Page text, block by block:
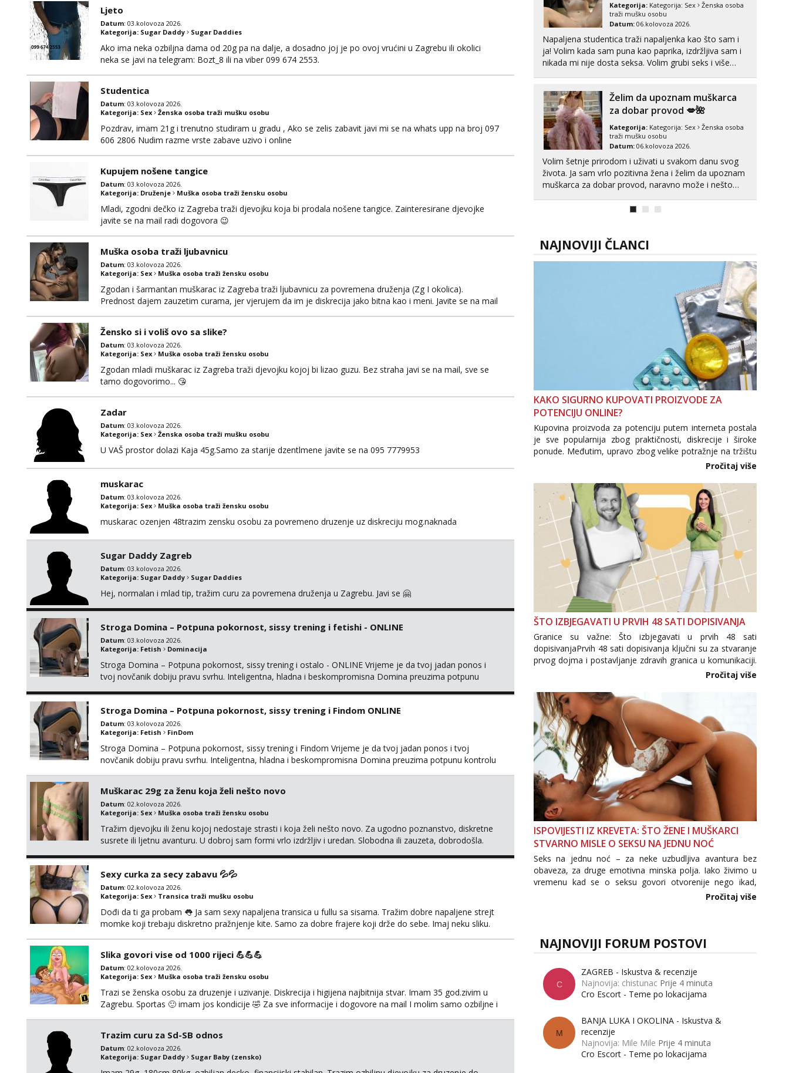
Ljeto
Datum: 03.kolovoza 2026.
Kategorija: Sugar Daddy Sugar Daddies
Ako ima neka ozbiljna dama od 20g pa na dalje, a dosadno joj je po ovoj vrućini u Zagrebu ili okolici
neka se javi na telegram: Bozt_8 ili na viber 099 674 2553.
Studentica
Datum: 03.kolovoza 2026.
Kategorija: Sex Ženska osoba traži mušku osobu
Pozdrav, imam 21g i trenutno studiram u gradu , Ako se zelis zabavit javi mi se na whats upp na broj 097
606 2806 Nudim razme vrste zabave uzivo i online
Kupujem nošene tangice
Datum: 03.kolovoza 2026.
Kategorija: Druženje Muška osoba traži žensku osobu
Mladi, zgodni dečko iz Zagreba traži djevojku koja bi prodala nošene tangice. Zainteresirane djevojke
javite se na mail radi dogovora 😉
Muška osoba traži ljubavnicu
Datum: 03.kolovoza 2026.
Kategorija: Sex Muška osoba traži žensku osobu
Zgodan i šarmantan muškarac iz Zagreba traži ljubavnicu za povremena druženja (Zg I okolica).
Prednost dajem zauzetim curama, jer vjerujem da im je diskrecija jako bitna kao i meni. Javite se na mail
Žensko si i voliš ovo sa slike?
Datum: 03.kolovoza 2026.
Kategorija: Sex Muška osoba traži žensku osobu
Zgodan mladi muškarac iz Zagreba traži djevojku kojoj bi lizao guzu. Bez straha javi se na mail, sve se
tamo dogovorimo... 😘
Zadar
Datum: 03.kolovoza 2026.
Kategorija: Sex Ženska osoba traži mušku osobu
U VAŠ prostor dolazi Kaja 45g.Samo za starije dzentlmene javite se na 095 7779953
muskarac
Datum: 03.kolovoza 2026.
Kategorija: Sex Muška osoba traži žensku osobu
muskarac ozenjen 48trazim zensku osobu za povremeno druzenje uz diskreciju mog.naknada
Sugar Daddy Zagreb
Datum: 03.kolovoza 2026.
Kategorija: Sugar Daddy Sugar Daddies
Hej, normalan i mlad tip, tražim curu za povremena druženja u Zagrebu. Javi se 🤗
Stroga Domina – Potpuna pokornost, sissy trening i fetishi - ONLINE
Datum: 03.kolovoza 2026.
Kategorija: Fetish Dominacija
Stroga Domina – Potpuna pokornost, sissy trening i ostalo - ONLINE Vrijeme je da tvoj jadan ponos i
tvoj novčanik dobiju pravu svrhu. Inteligentna, hladna i beskompromisna Domina preuzima potpunu
Stroga Domina – Potpuna pokornost, sissy trening i Findom ONLINE
Datum: 03.kolovoza 2026.
Kategorija: Fetish FinDom
Stroga Domina – Potpuna pokornost, sissy trening i Findom Vrijeme je da tvoj jadan ponos i tvoj
novčanik dobiju pravu svrhu. Inteligentna, hladna i beskompromisna Domina preuzima potpunu kontrolu
Muškarac 29g za ženu koja želi nešto novo
Datum: 02.kolovoza 2026.
Kategorija: Sex Muška osoba traži žensku osobu
Tražim djevojku ili ženu kojoj nedostaje strasti i koja želi nešto novo. Za ugodno poznanstvo, diskretne
susrete ili ljetnu avanturu. U dobroj sam formi vrlo izdržljiv i uredan. Slobodna ili zauzeta, dobrodošla.
Sexy curka za secy zabavu 💦💦
Datum: 02.kolovoza 2026.
Kategorija: Sex Transica traži mušku osobu
Dođi da ti ga probam 👅 Ja sam sexy napaljena transica u fullu sa sisama. Tražim dobre napaljene strejt
momke koji trebaju diskretno pražnjenje kite. Samo za dobre frajere koji drže do sebe. Imaj neku sliku.
Slika govori vise od 1000 rijeci 💪💪💪
Datum: 02.kolovoza 2026.
Kategorija: Sex Muška osoba traži žensku osobu
Trazi se ženska osobu za druzenje i uzivanje. Diskrecija i higijena najbitnija stvar. Imam 35 god.zivim u
Zagrebu. Sportas 🙂 imam jos kondicije 🤣 Za sve informacije i dogovore na mail I molim samo ozbiljne i
Trazim curu za Sd-SB odnos
Datum: 02.kolovoza 2026.
Kategorija: Sugar Daddy Sugar Baby (zensko)
Tel: 064/677-677- Kod: #106
tel:0,93€ - mob:1,12€ min
Obavijesti me kada se oslobodi
Žana
Razgovaram :)
Tel:064/677-677- Kod: #135
Obavijesti me kada se oslobodi
Zara
Čekam tvoj poziv!
Tel: 064/677-677- Kod: #123
tel:0,93€ - mob:1,12€ min
Anđela
Čekam tvoj poziv!
064/677-677
Mira
Čekam tvoj poziv!
Kategorija: Kategorija: Sex
Ženska osoba
traži mušku osobu
Datum: 06.kolovoza 2026.
Napaljena studentica traži napaljenka kao što sam i
ja! Volim kada sam puna kao paprika, izdržljiva sam i
nikada mi nije dosta seksa. Volim grubi seks i više
cekam te!
Želim da upoznam muškarca
za dobar provod 💋🌺
Kategorija: Kategorija: Sex
Ženska osoba
traži mušku osobu
Datum: 06.kolovoza 2026.
Volim šetnje prirodom i uživati u svakom danu svog
života. Ja sam vrlo pozitivna žena i želim da upoznam
muškarca za dobar provod, naravno može i nešto
NAJNOVIJI ČLANCI
KAKO SIGURNO KUPOVATI PROIZVODE ZA
POTENCIJU ONLINE?
Kupovina proizvoda za potenciju putem interneta postala
je sve popularnija zbog praktičnosti, diskrecije i široke
ponude. Međutim, upravo zbog velike potražnje na tržištu
se pojavljuju i brojni krivotvoreni proizvodi, nepouzdane
internetske trgovine te proizvodi nepoznatog podrijetla. ...
Pročitaj više
ŠTO IZBJEGAVATI U PRVIH 48 SATI DOPISIVANJA
Granice su važne: Što izbjegavati u prvih 48 sati
dopisivanjaPrvih 48 sati dopisivanja ključni su za stvaranje
prvog dojma i postavljanje zdravih granica u komunikaciji.
Važno je izbjeći prebrzo otkrivanje osobnih ili intimnih
informacija, jer nepoznata osoba još nije zaslužila to
povjerenje. Takođe...
Pročitaj više
ISPOVIJESTI IZ KREVETA: ŠTO ŽENE I MUŠKARCI
STVARNO MISLE O SEKSU NA JEDNU NOĆ
Seks na jednu noć – za neke uzbudljiva avantura bez
obaveza, za druge emotivna minska polja. Iako živimo u
vremenu kad se o seksu govori otvorenije nego ikad,
tema „jedne noći strasti“ i dalje izaziva burne rasprave. Što
Pročitaj više
NAJNOVIJI FORUM POSTOVI
C
ZAGREB - Iskustva & recenzije
Najnovija: chistunac Prije 4 minuta
Cro Escort - Teme po lokacijama
M
BANJA LUKA I OKOLINA - Iskustva &
recenzije
Najnovija: Mile Mile Prije 4 minuta
Cro Escort - Teme po lokacijama